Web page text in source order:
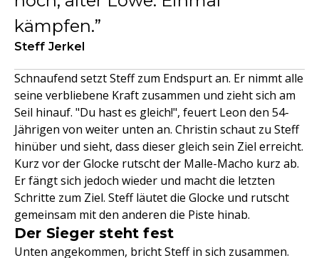
kämpfen.
Steff Jerkel
Schnaufend setzt Steff zum Endspurt an. Er nimmt alle
seine verbliebene Kraft zusammen und zieht sich am
Seil hinauf. "Du hast es gleich!", feuert Leon den 54-
Jährigen von weiter unten an. Christin schaut zu Steff
hinüber und sieht, dass dieser gleich sein Ziel erreicht.
Kurz vor der Glocke rutscht der Malle-Macho kurz ab.
Er fängt sich jedoch wieder und macht die letzten
Schritte zum Ziel. Steff läutet die Glocke und rutscht
gemeinsam mit den anderen die Piste hinab.
Der Sieger steht fest
Unten angekommen, bricht Steff in sich zusammen.